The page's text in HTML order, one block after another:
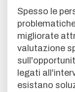
Spesso le
migliorate
valutazione
legati
esistano